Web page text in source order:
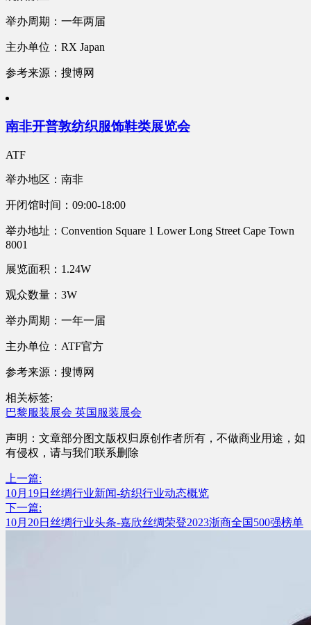
举办周期：一年两届
主办单位：RX Japan
参考来源：搜博网
南非开普敦纺织服饰鞋类展览会
ATF
举办地区：南非
开闭馆时间：09:00-18:00
举办地址：Convention Square 1 Lower Long Street Cape Town
8001
展览面积：1.24W
观众数量：3W
举办周期：一年一届
主办单位：ATF官方
参考来源：搜博网
相关标签:
巴黎服装展会 英国服装展会
声明：文章部分图文版权归原创作者所有，不做商业用途，如
有侵权，请与我们联系删除
上一篇:
10月19日丝绸行业新闻-纺织行业动态概览
下一篇:
10月20日丝绸行业头条-嘉欣丝绸荣登2023浙商全国500强榜单